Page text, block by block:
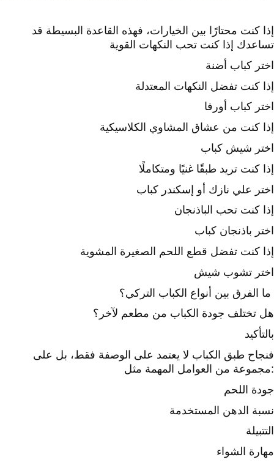
إذا كنت محتارًا بين الخيارات، فهذه القاعدة البسيطة قد
تساعدك إذا كنت تحب النكهات القوية
اختر كباب أضنة
إذا كنت تفضل النكهات المعتدلة
اختر كباب أورفا
إذا كنت من عشاق المشاوي الكلاسيكية
اختر شيش كباب
إذا كنت تريد طبقًا غنيًا ومتكاملًا
اختر علي نازك أو إسكندر كباب
إذا كنت تحب الباذنجان
اختر باذنجان كباب
إذا كنت تفضل قطع اللحم الصغيرة المشوية
اختر تشوب شيش
هل تختلف جودة الكباب من مطعم لآخر؟
بالتأكيد
فنجاح طبق الكباب لا يعتمد على الوصفة فقط، بل على
مجموعة من العوامل المهمة مثل:
جودة اللحم
نسبة الدهن المستخدمة
التتبيلة
مهارة الشواء